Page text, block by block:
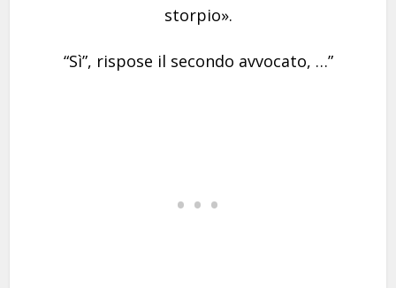
storpio».
“Sì”, rispose il secondo avvocato, …”